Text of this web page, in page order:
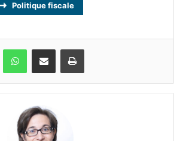
Politique fiscale
WhatsApp
Partagez par mail Imprimez